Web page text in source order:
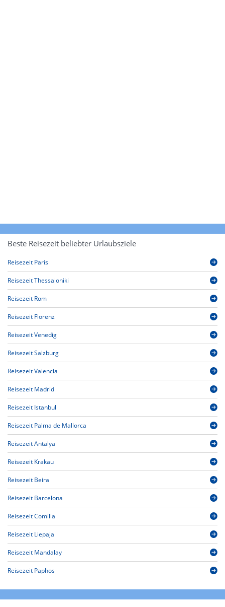
Beste Reisezeit beliebter Urlaubsziele
Reisezeit Paris
Reisezeit Thessaloniki
Reisezeit Rom
Reisezeit Florenz
Reisezeit Venedig
Reisezeit Salzburg
Reisezeit Valencia
Reisezeit Madrid
Reisezeit Istanbul
Reisezeit Palma de Mallorca
Reisezeit Antalya
Reisezeit Krakau
Reisezeit Beira
Reisezeit Barcelona
Reisezeit Comilla
Reisezeit Liepaja
Reisezeit Mandalay
Reisezeit Paphos